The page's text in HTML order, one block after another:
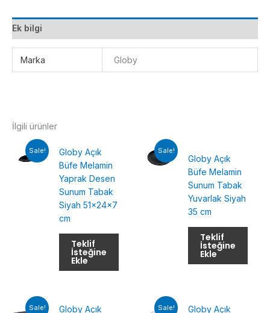
Cm
adet
Ek bilgi
Marka Globy
İlgili ürünler
Sale!
Globy Açık
Büfe Melamin
Yaprak Desen
Sunum Tabak
Siyah 51x24x7
cm
Teklif
İsteğine
Ekle
Sale!
Globy Açık
Büfe Melamin
Sunum Tabak
Yuvarlak Siyah
35 cm
Teklif
İsteğine
Ekle
Sale!
Globy Açık
Sale!
Globy Açık